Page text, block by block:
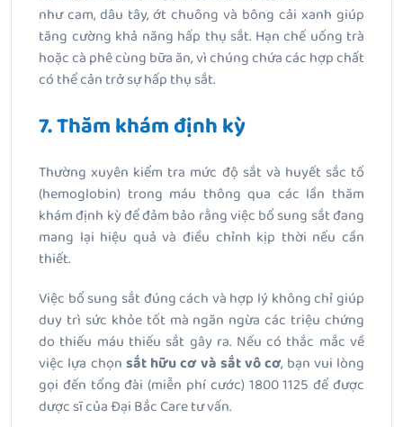
như cam, dâu tây, ớt chuông và bông cải xanh giúp
tăng cường khả năng hấp thụ sắt. Hạn chế uống trà
hoặc cà phê cùng bữa ăn, vì chúng chứa các hợp chất
có thể cản trở sự hấp thụ sắt.
7. Thăm khám định kỳ
Thường xuyên kiểm tra mức độ sắt và huyết sắc tố
(hemoglobin) trong máu thông qua các lần thăm
khám định kỳ để đảm bảo rằng việc bổ sung sắt đang
mang lại hiệu quả và điều chỉnh kịp thời nếu cần
thiết.
Việc bổ sung sắt đúng cách và hợp lý không chỉ giúp
duy trì sức khỏe tốt mà ngăn ngừa các triệu chứng
do thiếu máu thiếu sắt gây ra. Nếu có thắc mắc về
việc lựa chọn sắt hữu cơ và sắt vô cơ, bạn vui lòng
gọi đến tổng đài (miễn phí cước) 1800 1125 để được
dược sĩ của Đại Bắc Care tư vấn.